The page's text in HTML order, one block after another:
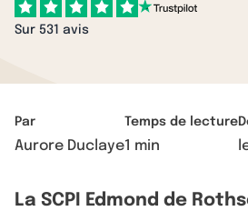
Sur 531 avis
Par
Aurore Duclaye
Temps de lecture
1 min
La SCPI Edmond de